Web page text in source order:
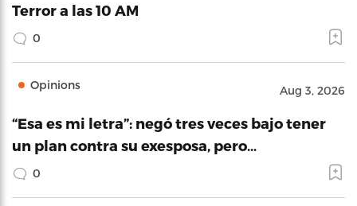
Terror a las 10 AM
0
Opinions Aug 3, 2026
“Esa es mi letra”: negó tres veces bajo tener
un plan contra su exesposa, pero…
0